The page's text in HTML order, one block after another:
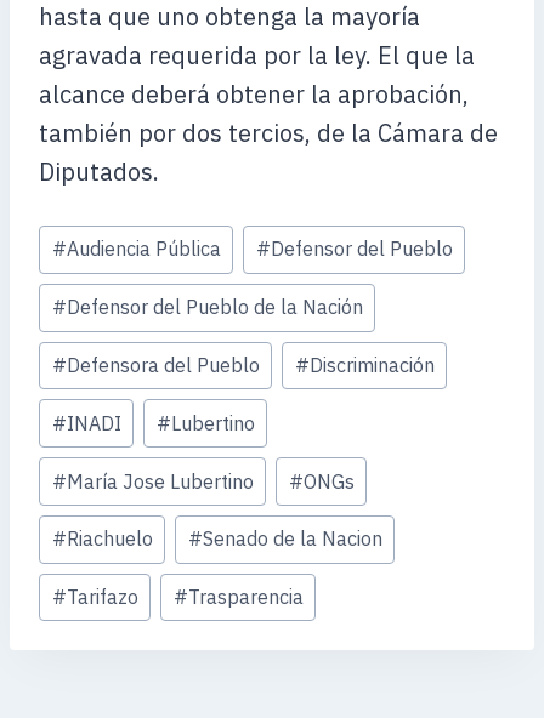
hasta que uno obtenga la mayoría
agravada requerida por la ley. El que la
alcance deberá obtener la aprobación,
también por dos tercios, de la Cámara de
Diputados.
Etiquetas
de
la
entrada:
#Audiencia Pública #Defensor del Pueblo
#Defensor del Pueblo de la Nación
#Defensora del Pueblo #Discriminación
#INADI #Lubertino
#María Jose Lubertino #ONGs
#Riachuelo #Senado de la Nacion
#Tarifazo #Trasparencia